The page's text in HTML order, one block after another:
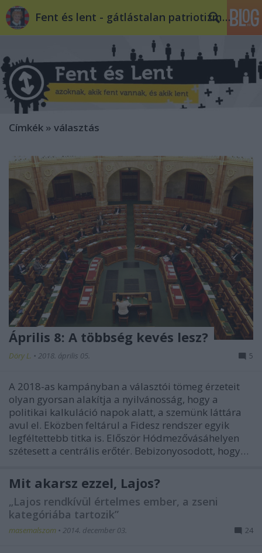
Fent és lent - gátlástalan patriotizmus
Címkék » választás
Április 8: A többség kevés lesz?
Döry L. • 2018. április 05. 5
A 2018-as kampányban a választói tömeg érzeteit
olyan gyorsan alakítja a nyilvánosság, hogy a
politikai kalkuláció napok alatt, a szemünk láttára
avul el. Eközben feltárul a Fidesz rendszer egyik
legféltettebb titka is. Először Hódmezővásáhelyen
szétesett a centrális erőtér. Bebizonyosodott, hogy…
Mit akarsz ezzel, Lajos?
„Lajos rendkívül értelmes ember, a zseni
kategóriába tartozik”
masemalszom • 2014. december 03. 24